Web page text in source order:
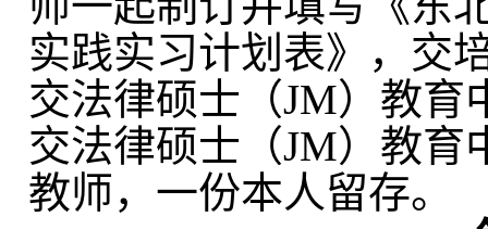
实践实习计划表》
，交
交法律硕士（JM）教育
交法律硕士（JM）教育
教师，一份本人留存。